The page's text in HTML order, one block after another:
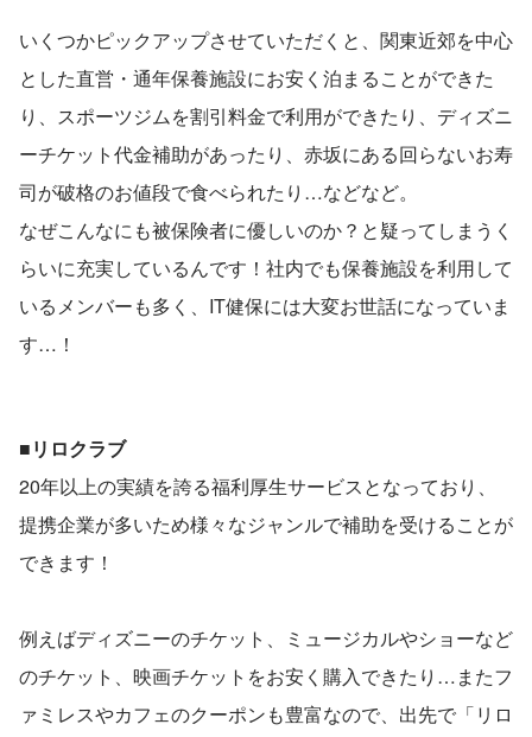
いくつかピックアップさせていただくと、関東近郊を中心
とした直営・通年保養施設にお安く泊まることができた
り、スポーツジムを割引料金で利用ができたり、ディズニ
ーチケット代金補助があったり、赤坂にある回らないお寿
司が破格のお値段で食べられたり…などなど。
なぜこんなにも被保険者に優しいのか？と疑ってしまうく
らいに充実しているんです！社内でも保養施設を利用して
いるメンバーも多く、IT健保には大変お世話になっていま
す…！
■リロクラブ
20年以上の実績を誇る福利厚生サービスとなっており、
提携企業が多いため様々なジャンルで補助を受けることが
できます！
例えばディズニーのチケット、ミュージカルやショーなど
のチケット、映画チケットをお安く購入できたり…またフ
ァミレスやカフェのクーポンも豊富なので、出先で「リロ